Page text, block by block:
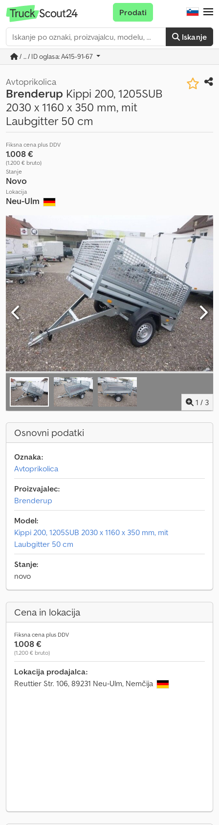
Iskanje
Prodati
/ ... / ID oglasa: A415-91-67
Avtoprikolica
Brenderup Kippi 200, 1205SUB
2030 x 1160 x 350 mm, mit
Laubgitter 50 cm
Fiksna cena plus DDV
1.008 €
(1.200 € bruto)
Stanje
Novo
Lokacija
Neu-Ulm
1 / 3
Osnovni podatki
Oznaka:
Avtoprikolica
Proizvajalec:
Brenderup
Model:
Kippi 200, 1205SUB 2030 x 1160 x 350 mm, mit
Laubgitter 50 cm
Stanje:
novo
Cena in lokacija
Fiksna cena plus DDV
1.008 €
(1.200 € bruto)
Lokacija prodajalca:
Reuttier Str. 106, 89231 Neu-Ulm, Nemčija